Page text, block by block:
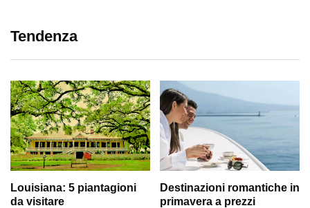
Tendenza
Louisiana: 5 piantagioni
da visitare
Destinazioni romantiche in
primavera a prezzi